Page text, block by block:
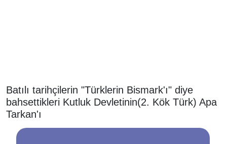
Batılı tarihçilerin "Türklerin Bismark'ı" diye
bahsettikleri Kutluk Devletinin(2. Kök Türk) Apa
Tarkan'ı